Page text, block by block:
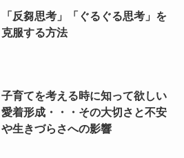
「反芻思考」「ぐるぐる思考」を
克服する方法
子育てを考える時に知って欲しい
愛着形成・・・その大切さと不安
や生きづらさへの影響